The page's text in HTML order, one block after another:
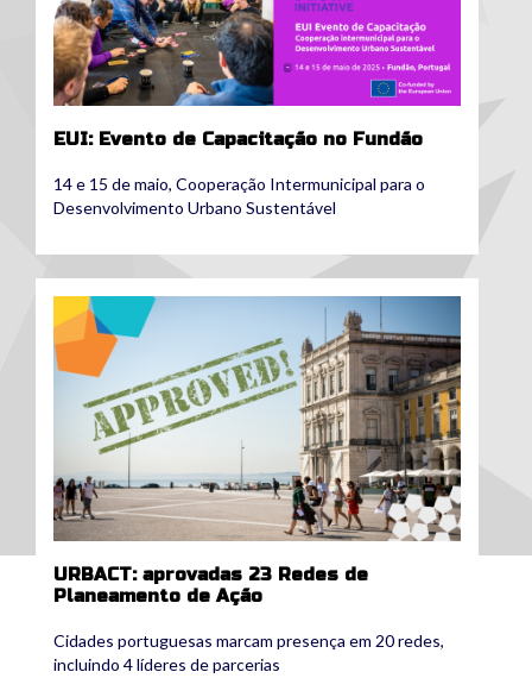
EUI: Evento de Capacitação no Fundão
14 e 15 de maio, Cooperação Intermunicipal para o
Desenvolvimento Urbano Sustentável
23_redes_aprovadas.jpg
URBACT: aprovadas 23 Redes de
Planeamento de Ação
Cidades portuguesas marcam presença em 20 redes,
incluindo 4 líderes de parcerias